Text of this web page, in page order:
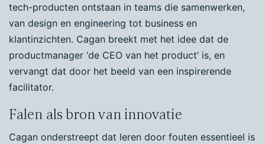
tech-producten ontstaan in teams die samenwerken,
van design en engineering tot business en
klantinzichten. Cagan breekt met het idee dat de
productmanager ‘de CEO van het product’ is, en
vervangt dat door het beeld van een inspirerende
facilitator.
Falen als bron van innovatie
Cagan onderstreept dat leren door fouten essentieel is